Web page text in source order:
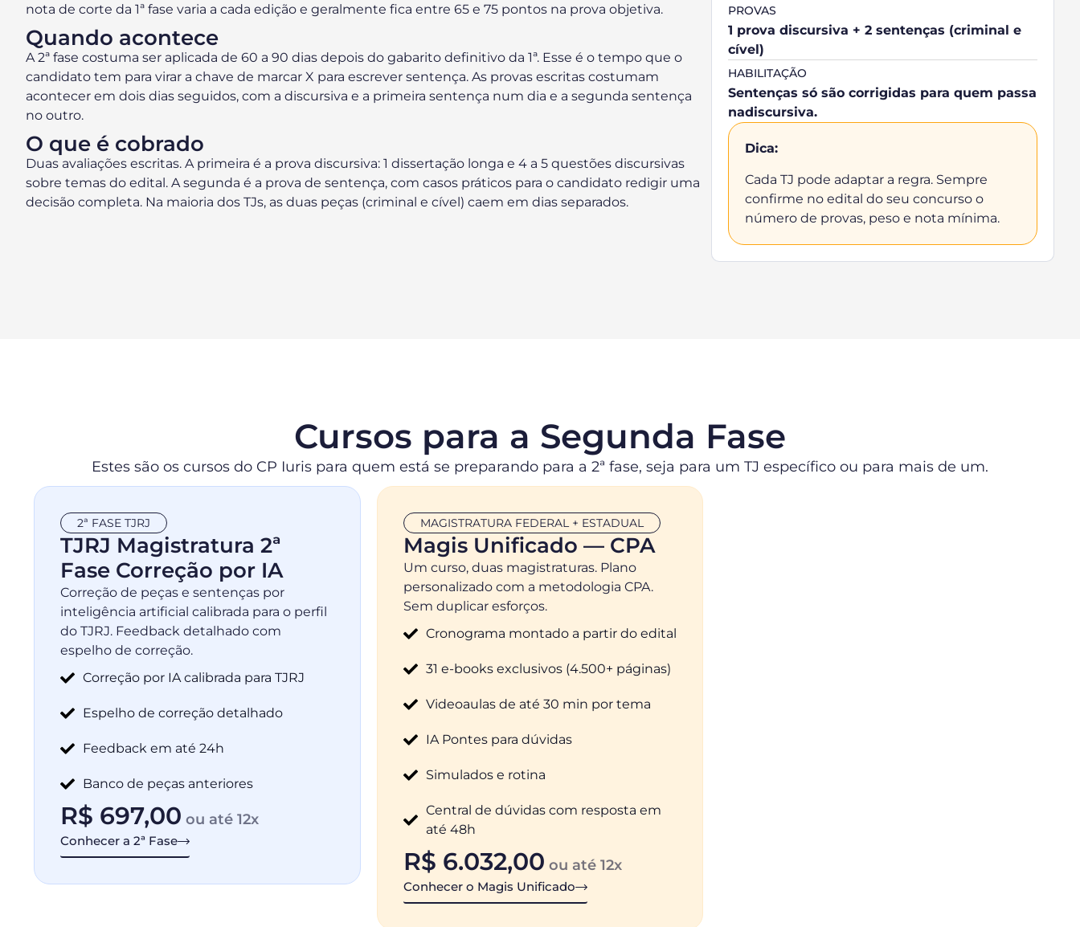
nota de corte da 1ª fase varia a cada edição e geralmente fica entre 65 e 75 pontos na prova objetiva.
Quando acontece
A 2ª fase costuma ser aplicada de 60 a 90 dias depois do gabarito definitivo da 1ª. Esse é o tempo que o
candidato tem para virar a chave de marcar X para escrever sentença. As provas escritas costumam
acontecer em dois dias seguidos, com a discursiva e a primeira sentença num dia e a segunda sentença
no outro.
O que é cobrado
Duas avaliações escritas. A primeira é a prova discursiva: 1 dissertação longa e 4 a 5 questões discursivas
sobre temas do edital. A segunda é a prova de sentença, com casos práticos para o candidato redigir uma
decisão completa. Na maioria dos TJs, as duas peças (criminal e cível) caem em dias separados.
PROVAS
1 prova discursiva + 2 sentenças (criminal e
cível)
HABILITAÇÃO
Sentenças só são corrigidas para quem passa
nadiscursiva.
Dica:
Cada TJ pode adaptar a regra. Sempre
confirme no edital do seu concurso o
número de provas, peso e nota mínima.
Cursos para a Segunda Fase
Estes são os cursos do CP Iuris para quem está se preparando para a 2ª fase, seja para um TJ específico ou para mais de um.
2ª FASE TJRJ
TJRJ Magistratura 2ª
Fase Correção por IA
Correção de peças e sentenças por
inteligência artificial calibrada para o perfil
do TJRJ. Feedback detalhado com
espelho de correção.
Correção por IA calibrada para TJRJ
Espelho de correção detalhado
Feedback em até 24h
Banco de peças anteriores
R$ 697,00 ou até 12x
Conhecer a 2ª Fase
MAGISTRATURA FEDERAL + ESTADUAL
Magis Unificado — CPA
Um curso, duas magistraturas. Plano
personalizado com a metodologia CPA.
Sem duplicar esforços.
Cronograma montado a partir do edital
31 e-books exclusivos (4.500+ páginas)
Videoaulas de até 30 min por tema
IA Pontes para dúvidas
Simulados e rotina
Central de dúvidas com resposta em
até 48h
R$ 6.032,00 ou até 12x
Conhecer o Magis Unificado